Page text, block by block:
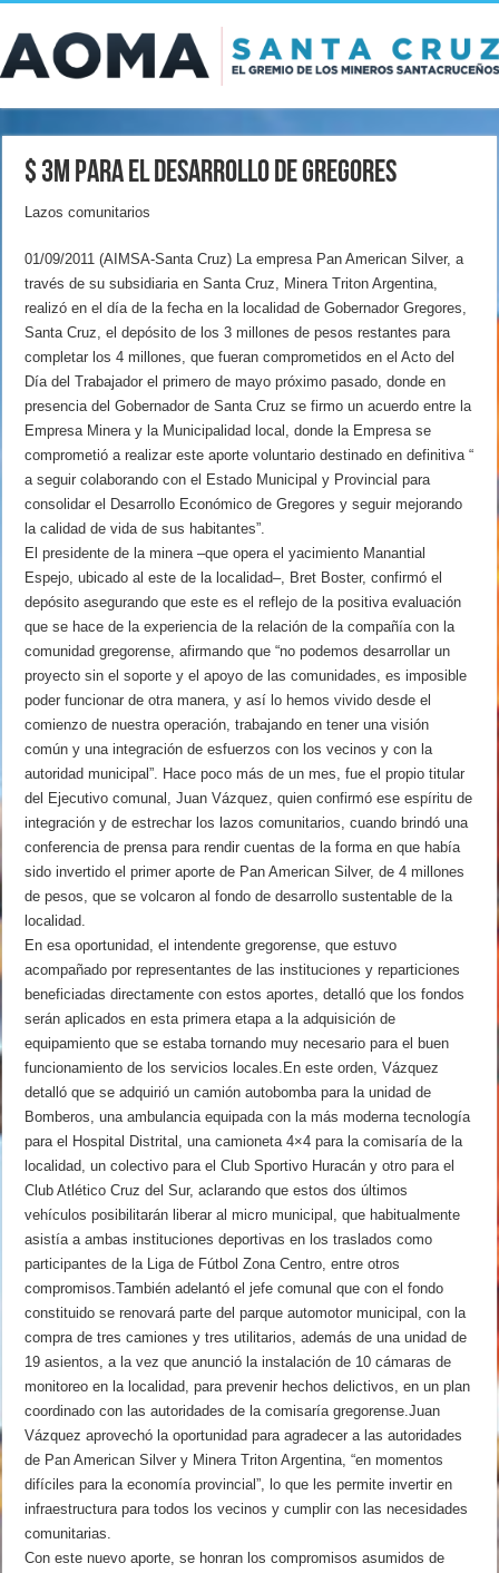
$ 3M para el desarrollo de Gregores
Lazos comunitarios
01/09/2011 (AIMSA-Santa Cruz) La empresa Pan American Silver, a
través de su subsidiaria en Santa Cruz, Minera Triton Argentina,
realizó en el día de la fecha en la localidad de Gobernador Gregores,
Santa Cruz, el depósito de los 3 millones de pesos restantes para
completar los 4 millones, que fueran comprometidos en el Acto del
Día del Trabajador el primero de mayo próximo pasado, donde en
presencia del Gobernador de Santa Cruz se firmo un acuerdo entre la
Empresa Minera y la Municipalidad local, donde la Empresa se
comprometió a realizar este aporte voluntario destinado en definitiva “
a seguir colaborando con el Estado Municipal y Provincial para
consolidar el Desarrollo Económico de Gregores y seguir mejorando
la calidad de vida de sus habitantes”.
El presidente de la minera –que opera el yacimiento Manantial
Espejo, ubicado al este de la localidad–, Bret Boster, confirmó el
depósito asegurando que este es el reflejo de la positiva evaluación
que se hace de la experiencia de la relación de la compañía con la
comunidad gregorense, afirmando que “no podemos desarrollar un
proyecto sin el soporte y el apoyo de las comunidades, es imposible
poder funcionar de otra manera, y así lo hemos vivido desde el
comienzo de nuestra operación, trabajando en tener una visión
común y una integración de esfuerzos con los vecinos y con la
autoridad municipal”. Hace poco más de un mes, fue el propio titular
del Ejecutivo comunal, Juan Vázquez, quien confirmó ese espíritu de
integración y de estrechar los lazos comunitarios, cuando brindó una
conferencia de prensa para rendir cuentas de la forma en que había
sido invertido el primer aporte de Pan American Silver, de 4 millones
de pesos, que se volcaron al fondo de desarrollo sustentable de la
localidad.
En esa oportunidad, el intendente gregorense, que estuvo
acompañado por representantes de las instituciones y reparticiones
beneficiadas directamente con estos aportes, detalló que los fondos
serán aplicados en esta primera etapa a la adquisición de
equipamiento que se estaba tornando muy necesario para el buen
funcionamiento de los servicios locales.En este orden, Vázquez
detalló que se adquirió un camión autobomba para la unidad de
Bomberos, una ambulancia equipada con la más moderna tecnología
para el Hospital Distrital, una camioneta 4×4 para la comisaría de la
localidad, un colectivo para el Club Sportivo Huracán y otro para el
Club Atlético Cruz del Sur, aclarando que estos dos últimos
vehículos posibilitarán liberar al micro municipal, que habitualmente
asistía a ambas instituciones deportivas en los traslados como
participantes de la Liga de Fútbol Zona Centro, entre otros
compromisos.También adelantó el jefe comunal que con el fondo
constituido se renovará parte del parque automotor municipal, con la
compra de tres camiones y tres utilitarios, además de una unidad de
19 asientos, a la vez que anunció la instalación de 10 cámaras de
monitoreo en la localidad, para prevenir hechos delictivos, en un plan
coordinado con las autoridades de la comisaría gregorense.Juan
Vázquez aprovechó la oportunidad para agradecer a las autoridades
de Pan American Silver y Minera Triton Argentina, “en momentos
difíciles para la economía provincial”, lo que les permite invertir en
infraestructura para todos los vecinos y cumplir con las necesidades
comunitarias.
Con este nuevo aporte, se honran los compromisos asumidos de